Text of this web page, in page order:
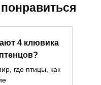
4 клювика
где птицы, как